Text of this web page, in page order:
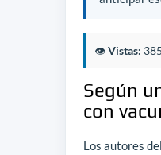
👁️Vistas: 385
Según
con
Los autores